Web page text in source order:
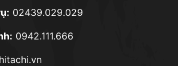
02439.029.029
0942.111.666